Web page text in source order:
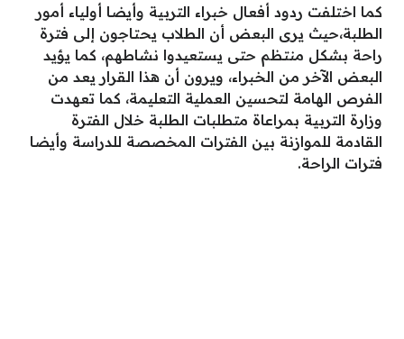
كما اختلفت ردود أفعال خبراء التربية وأيضا أولياء أمور
الطلبة،حيث يرى البعض أن الطلاب يحتاجون إلى فترة
راحة بشكل منتظم حتى يستعيدوا نشاطهم، كما يؤيد
البعض الآخر من الخبراء، ويرون أن هذا القرار يعد من
الفرص الهامة لتحسين العملية التعليمة، كما تعهدت
وزارة التربية بمراعاة متطلبات الطلبة خلال الفترة
القادمة للموازنة بين الفترات المخصصة للدراسة وأيضا
فترات الراحة.